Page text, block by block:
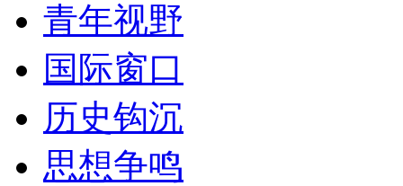
青年视野
国际窗口
历史钩沉
思想争鸣